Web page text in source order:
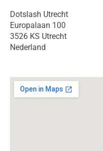
Dotslash Utrecht
Europalaan 100
3526 KS Utrecht
Nederland